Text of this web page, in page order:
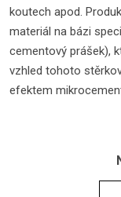
koutech apod.
materiál na bázi
cementový prášek),
vzhled tohoto
efektem